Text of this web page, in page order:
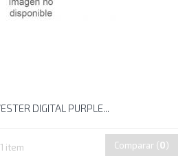
DIGITAL PURPLE...
item Comparar (0)